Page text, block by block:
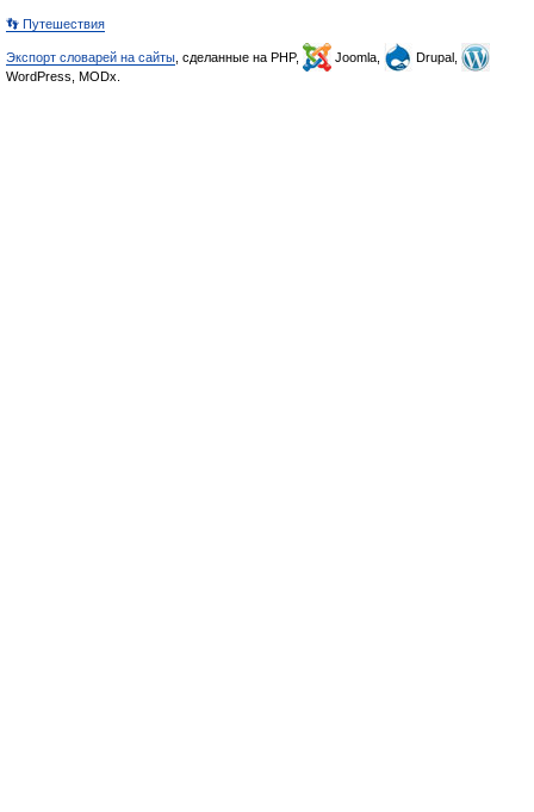
👣 Путешествия
Экспорт словарей на сайты , сделанные на PHP, Joomla,
Drupal,
WordPress, MODx.